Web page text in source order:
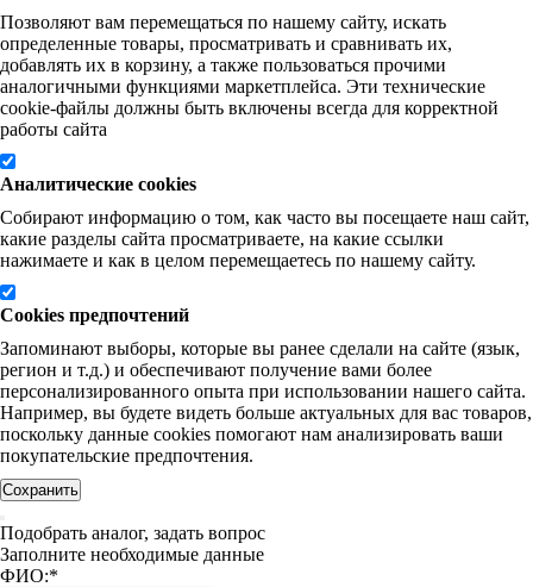
Позволяют вам перемещаться по нашему сайту, искать
определенные товары, просматривать и сравнивать их,
добавлять их в корзину, а также пользоваться прочими
аналогичными функциями маркетплейса. Эти технические
cookie-файлы должны быть включены всегда для корректной
работы сайта
Аналитические cookies
Собирают информацию о том, как часто вы посещаете наш сайт,
какие разделы сайта просматриваете, на какие ссылки
нажимаете и как в целом перемещаетесь по нашему сайту.
Cookies предпочтений
Запоминают выборы, которые вы ранее сделали на сайте (язык,
регион и т.д.) и обеспечивают получение вами более
персонализированного опыта при использовании нашего сайта.
Например, вы будете видеть больше актуальных для вас товаров,
поскольку данные cookies помогают нам анализировать ваши
покупательские предпочтения.
Сохранить
Подобрать аналог, задать вопрос
Заполните необходимые данные
ФИО:*